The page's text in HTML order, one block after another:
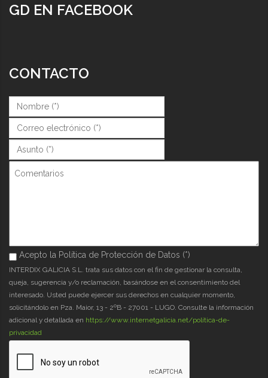
GD EN FACEBOOK
CONTACTO
Nombre (*)*
Correo (*)*
Asunto (*)*
Comentarios
Acepto la Política de Protección de Datos (*)
Acepto la Política de Protección de Datos (*)
INTERDIX GALICIA S.L. trata sus datos con el fin de gestionar la consulta,
queja, sugerencia y/o reclamación, basándose en el consentimiento del
interesado. Usted puede ejercer sus derechos en cualquier momento,
solicitándolo en Pza. Maior, 13 - 2ºB - 27001 - LUGO. Consulte la información
adicional y detallada en https://www.internetgalicia.net/política-de-
privacidad